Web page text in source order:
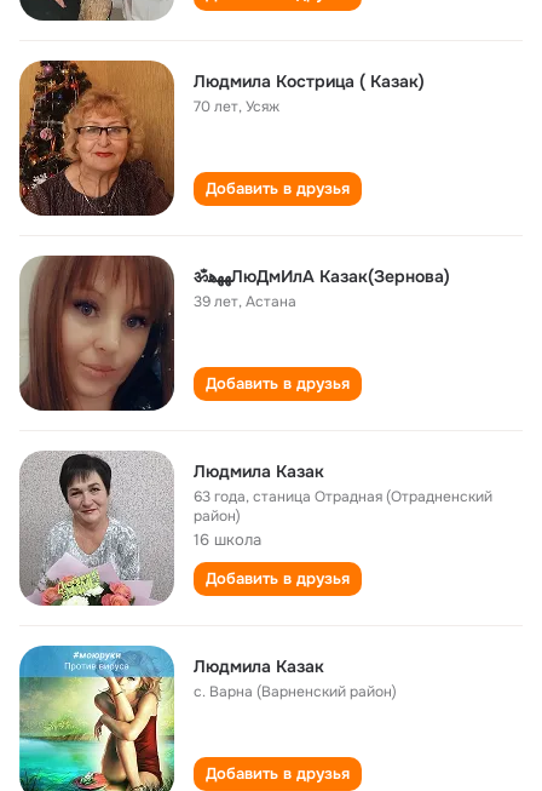
Людмила Кострица ( Казак)
70 лет,Усяж
Добавить в друзья
ॐﻬﻬﻫЛюДмИлА Казак(Зернова)
39 лет,Астана
Добавить в друзья
Людмила Казак
63 года,станица Отрадная (Отрадненский
район)
16 школа
Добавить в друзья
Людмила Казак
с. Варна (Варненский район)
Добавить в друзья